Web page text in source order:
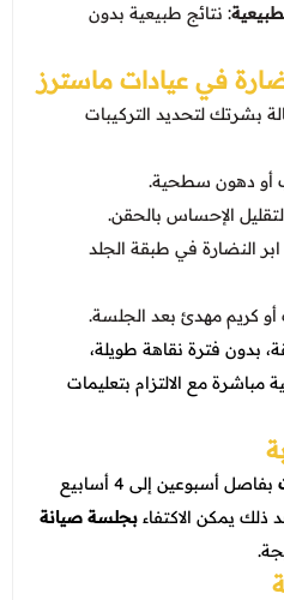
: نتائج طبيعية بدون
في عيادات ماسترز
بشرتك لتحديد التركيبات
أو دهون سطحية.
الإحساس بالحقن.
النضارة في طبقة الجلد
كريم مهدئ بعد الجلسة.
دقيقة، بدون فترة نقاهة طويلة،
مباشرة مع الالتزام بتعليمات
بفاصل أسبوعين إلى 4 أسابيع
يمكن الاكتفاءبجلسة صيانة